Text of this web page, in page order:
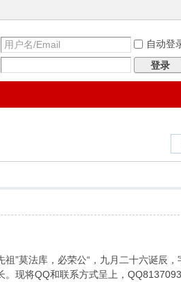
自动登
登录
”莫法库，必荣公“，九月二十六诞辰，
。现将QQ和联系方式呈上，